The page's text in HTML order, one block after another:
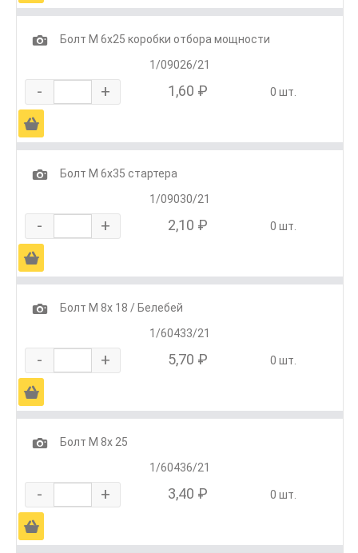
1
Болт М 6х25 коробки отбора мощности
1/09026/21
- + 1,60 ₽ 0 шт.
Ä
1
Болт М 6х35 стартера
1/09030/21
- + 2,10 ₽ 0 шт.
Ä
1
Болт М 8х 18 / Белебей
1/60433/21
- + 5,70 ₽ 0 шт.
Ä
1
Болт М 8х 25
1/60436/21
- + 3,40 ₽ 0 шт.
Ä